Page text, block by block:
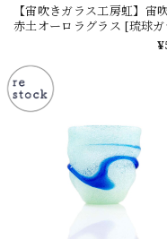
【宙吹きガラス工房虹】宙
赤土オーロラグラス [琉球ガ